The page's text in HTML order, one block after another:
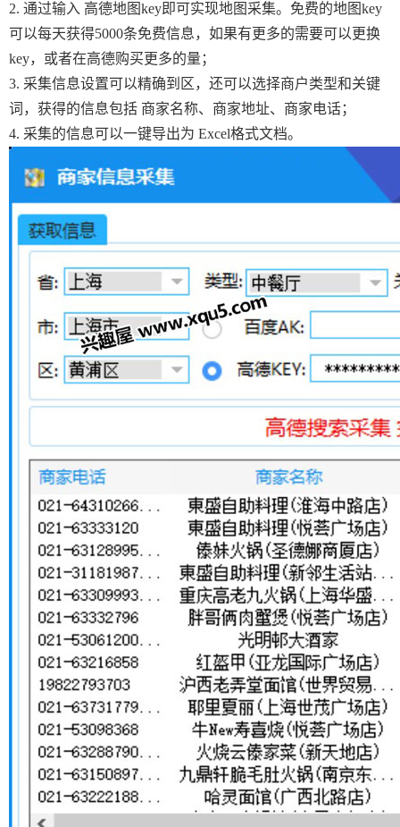
2. 通过输入 高德地图key即可实现地图采集。免费的地图key
可以每天获得5000条免费信息，如果有更多的需要可以更换
key，或者在高德购买更多的量；
3. 采集信息设置可以精确到区，还可以选择商户类型和关键
词，获得的信息包括 商家名称、商家地址、商家电话；
4. 采集的信息可以一键导出为 Excel格式文档。